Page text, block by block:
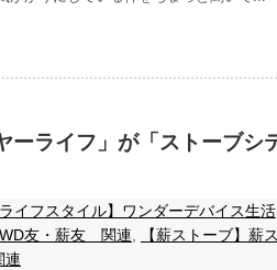
ーライフ」が「ストーブシ
ライフスタイル】ワンダーデバイス生活,
WD友・薪友 関連 【薪ストーブ】
連